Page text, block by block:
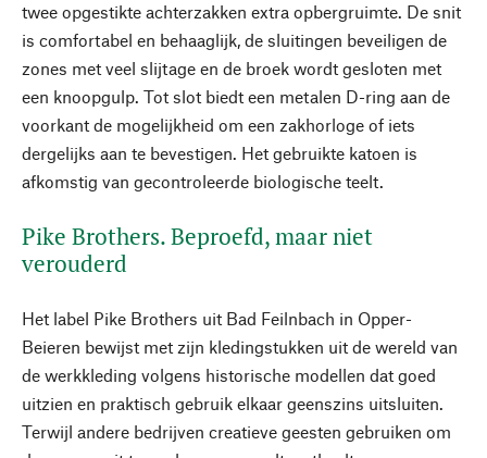
twee opgestikte achterzakken extra opbergruimte. De snit
is comfortabel en behaaglijk, de sluitingen beveiligen de
zones met veel slijtage en de broek wordt gesloten met
een knoopgulp. Tot slot biedt een metalen D-ring aan de
voorkant de mogelijkheid om een zakhorloge of iets
dergelijks aan te bevestigen. Het gebruikte katoen is
afkomstig van gecontroleerde biologische teelt.
Pike Brothers. Beproefd, maar niet
verouderd
Het label Pike Brothers uit Bad Feilnbach in Opper-
Beieren bewijst met zijn kledingstukken uit de wereld van
de werkkleding volgens historische modellen dat goed
uitzien en praktisch gebruik elkaar geenszins uitsluiten.
Terwijl andere bedrijven creatieve geesten gebruiken om